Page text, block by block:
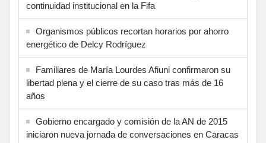
continuidad institucional en la Fifa
Organismos públicos recortan horarios por ahorro
energético de Delcy Rodríguez
Familiares de María Lourdes Afiuni confirmaron su
libertad plena y el cierre de su caso tras más de 16
años
Gobierno encargado y comisión de la AN de 2015
iniciaron nueva jornada de conversaciones en Caracas